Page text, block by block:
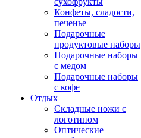
Конфеты, сладости,
печенье
Подарочные
продуктовые наборы
Подарочные наборы
с медом
Подарочные наборы
с кофе
Отдых
Складные ножи с
логотипом
Оптические